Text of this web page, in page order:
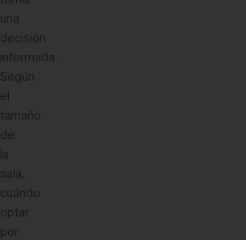
una
decisión
informada.
Según
el
tamaño
de
la
sala,
cuándo
optar
por